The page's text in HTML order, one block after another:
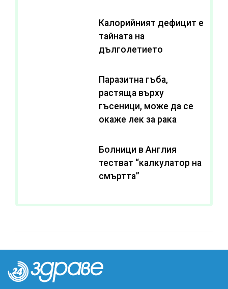
Калорийният дефицит е
тайната на
дълголетието
Паразитна гъба,
растяща върху
гъсеници, може да се
окаже лек за рака
Болници в Англия
тестват “калкулатор на
смъртта”